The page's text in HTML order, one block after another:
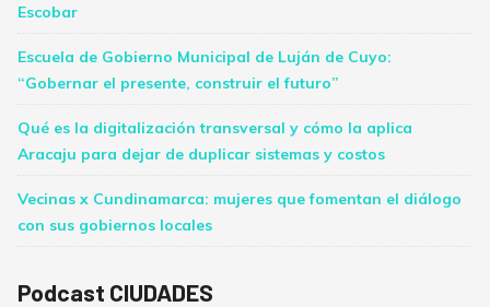
Escobar
Escuela de Gobierno Municipal de Luján de Cuyo:
“Gobernar el presente, construir el futuro”
Qué es la digitalización transversal y cómo la aplica
Aracaju para dejar de duplicar sistemas y costos
Vecinas x Cundinamarca: mujeres que fomentan el diálogo
con sus gobiernos locales
Podcast CIUDADES